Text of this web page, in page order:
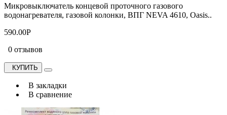
Микровыключатель концевой проточного газового
водонагревателя, газовой колонки, ВПГ NEVA 4610, Oasis..
590.00Р
0 отзывов
КУПИТЬ
В закладки
В сравнение